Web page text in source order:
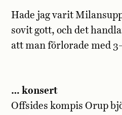
Hade jag varit
sovit gott, och det
att man förlorade med
… konsert
Offsides kompis Orup